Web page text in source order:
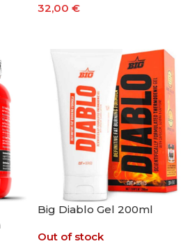
32,00 €
Big Diablo Gel 200ml
Out of stock